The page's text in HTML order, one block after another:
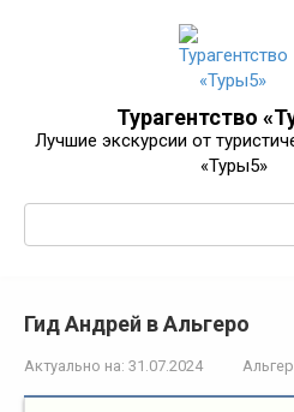
Турагентство
Лучшие экскурсии от
«Туры5»
Гид Андрей в Альгеро
Актуально на: 31.07.2024